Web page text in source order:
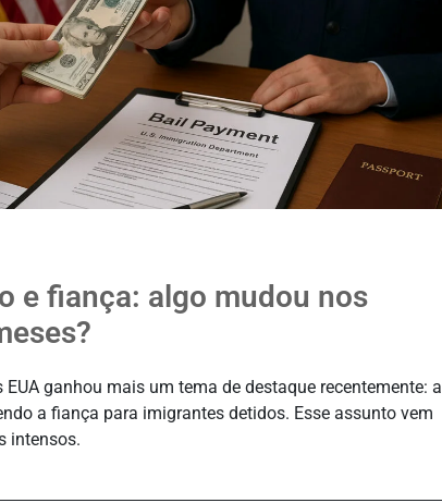
e fiança: algo mudou nos
ganhou mais um tema de destaque recentemente: a
a fiança para imigrantes detidos. Esse assunto vem
intensos.